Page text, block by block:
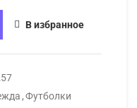
В избранное
,Футболки